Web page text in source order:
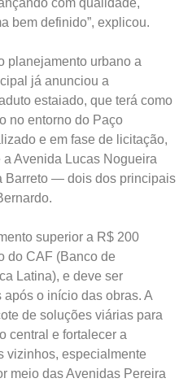
bem definido”, explicou.
planejamento urbano a
já anunciou a
estaiado, que terá como
no entorno do Paço
e em fase de licitação,
Avenida Lucas Nogueira
Barreto — dois dos principais
superior a R$ 200
do CAF (Banco de
Latina), e deve ser
o início das obras. A
de soluções viárias para
central e fortalecer a
vizinhos, especialmente
meio das Avenidas Pereira